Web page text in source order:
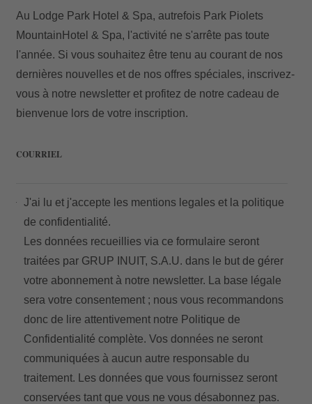
Au Lodge Park Hotel & Spa, autrefois Park Piolets
MountainHotel & Spa, l'activité ne s'arrête pas toute
l'année. Si vous souhaitez être tenu au courant de nos
dernières nouvelles et de nos offres spéciales, inscrivez-
vous à notre newsletter et profitez de notre cadeau de
bienvenue lors de votre inscription.
COURRIEL
J'ai lu et j'accepte les mentions legales et la politique
de confidentialité.
Les données recueillies via ce formulaire seront
traitées par GRUP INUIT, S.A.U. dans le but de gérer
votre abonnement à notre newsletter. La base légale
sera votre consentement ; nous vous recommandons
donc de lire attentivement notre Politique de
Confidentialité complète. Vos données ne seront
communiquées à aucun autre responsable du
traitement. Les données que vous fournissez seront
conservées tant que vous ne vous désabonnez pas.